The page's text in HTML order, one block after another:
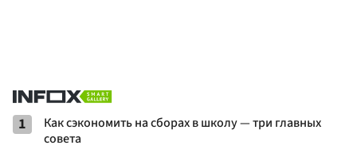
1
Как сэкономить на сборах в школу — три главных
совета